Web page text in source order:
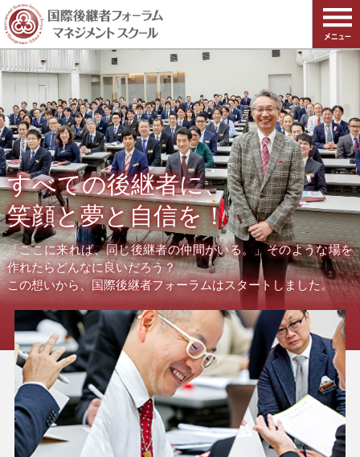
すべての後継者に、
笑顔と夢と自信を！
「ここに来れば、同じ後継者の仲間がいる。」そのような場を
作れたらどんなに良いだろう？
この想いから、国際後継者フォーラムはスタートしました。